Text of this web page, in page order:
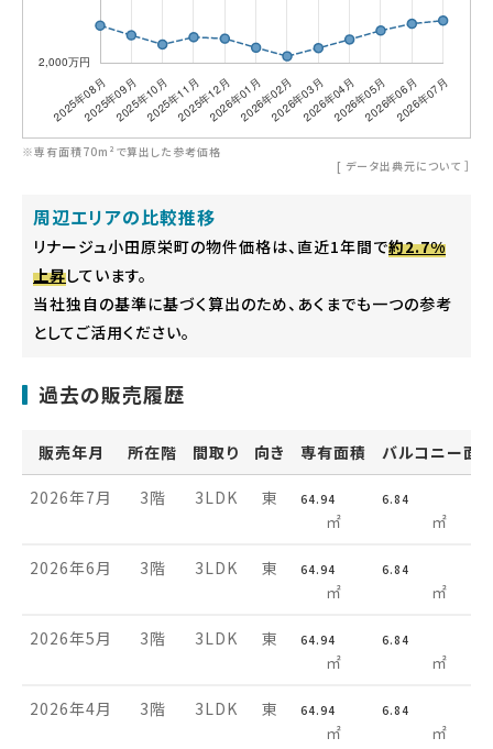
※専有面積70m²で算出した参考価格
[ データ出典元について ］
周辺エリアの比較推移
リナージュ小田原栄町の物件価格は、直近1年間で約2.7%
上昇しています。
当社独自の基準に基づく算出のため、あくまでも一つの参考
としてご活用ください。
過去の販売履歴
販売年月 所在階 間取り 向き 専有面積 バルコニー面
2026年7月 3階 3LDK 東 64.94
㎡
6.84
㎡
2026年6月 3階 3LDK 東 64.94
㎡
6.84
㎡
2026年5月 3階 3LDK 東 64.94
㎡
6.84
㎡
2026年4月 3階 3LDK 東 64.94
㎡
6.84
㎡